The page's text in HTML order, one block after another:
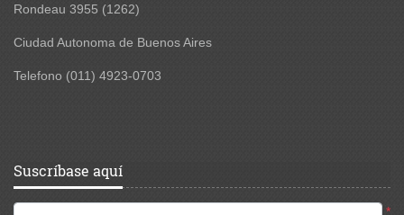
Rondeau 3955 (1262)
Ciudad Autonoma de Buenos Aires
Telefono (011) 4923-0703
Suscríbase aquí
*